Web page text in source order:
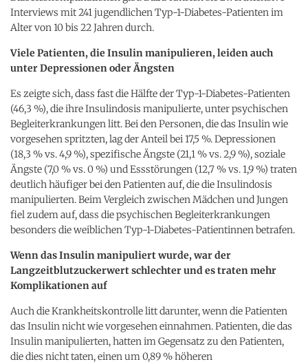
Interviews mit 241 jugendlichen Typ-1-Diabetes-Patienten im
Alter von 10 bis 22 Jahren durch.
Viele Patienten, die Insulin manipulieren, leiden auch
unter Depressionen oder Ängsten
Es zeigte sich, dass fast die Hälfte der Typ-1-Diabetes-Patienten
(46,3 %), die ihre Insulindosis manipulierte, unter psychischen
Begleiterkrankungen litt. Bei den Personen, die das Insulin wie
vorgesehen spritzten, lag der Anteil bei 17,5 %. Depressionen
(18,3 % vs. 4,9 %), spezifische Ängste (21,1 % vs. 2,9 %), soziale
Ängste (7,0 % vs. 0 %) und Essstörungen (12,7 % vs. 1,9 %) traten
deutlich häufiger bei den Patienten auf, die die Insulindosis
manipulierten. Beim Vergleich zwischen Mädchen und Jungen
fiel zudem auf, dass die psychischen Begleiterkrankungen
besonders die weiblichen Typ-1-Diabetes-Patientinnen betrafen.
Wenn das Insulin manipuliert wurde, war der
Langzeitblutzuckerwert schlechter und es traten mehr
Komplikationen auf
Auch die Krankheitskontrolle litt darunter, wenn die Patienten
das Insulin nicht wie vorgesehen einnahmen. Patienten, die das
Insulin manipulierten, hatten im Gegensatz zu den Patienten,
die dies nicht taten, einen um 0,89 % höheren